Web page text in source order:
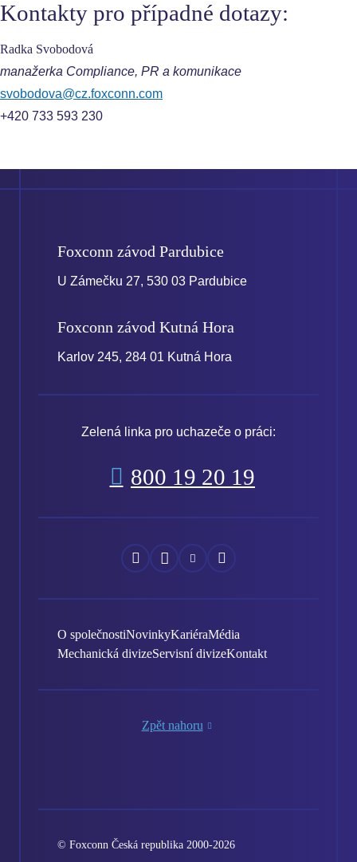
Kontakty pro případné dotazy:
Radka Svobodová
manažerka Compliance, PR a komunikace
svobodova@cz.foxconn.com
+420 733 593 230
Foxconn závod Pardubice
U Zámečku 27, 530 03 Pardubice
Foxconn závod Kutná Hora
Karlov 245, 284 01 Kutná Hora
Zelená linka pro uchazeče o práci:
800 19 20 19
Náš
Facebook
Náš
Instagram
Náš
YouTube
Náš
LinkedIn
O společnostiNovinkyKariéraMédia
Mechanická divizeServisní divizeKontakt
Zpět nahoru
© Foxconn Česká republika 2000-2026